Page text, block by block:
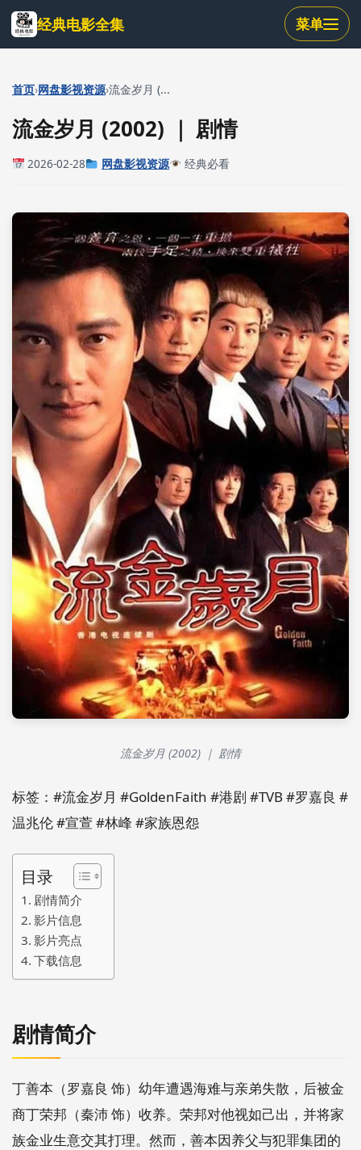
跳
到
主
内
经典电影全集 菜单
首页›网盘影视资源›流金岁月 (...
流金岁月 (2002) ｜ 剧情
2026-02-28 网盘影视资源 经典必看
流金岁月 (2002) ｜ 剧情
标签：#流金岁月 #GoldenFaith #港剧 #TVB #罗嘉良 #
温兆伦 #宣萱 #林峰 #家族恩怨
目录
剧情简介
影片信息
影片亮点
下载信息
剧情简介
丁善本（罗嘉良 饰）幼年遭遇海难与亲弟失散，后被金
商丁荣邦（秦沛 饰）收养。荣邦对他视如己出，并将家
族金业生意交其打理。然而，善本因养父与犯罪集团的